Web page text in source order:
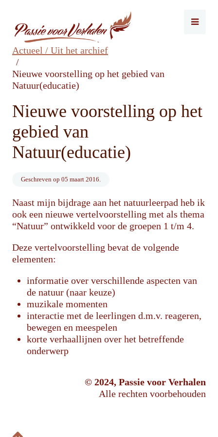
Actueel / Uit het archief
Nieuwe voorstelling op het gebied van
Natuur(educatie)
Nieuwe voorstelling op het
gebied van
Natuur(educatie)
Geschreven op 05 maart 2016.
Naast mijn bijdrage aan het natuurleerpad heb ik
ook een nieuwe vertelvoorstelling met als thema
“Natuur” ontwikkeld voor de groepen 1 t/m 4.
Deze vertelvoorstelling bevat de volgende
elementen:
informatie over verschillende aspecten van
de natuur (naar keuze)
muzikale momenten
interactie met de leerlingen d.m.v. reageren,
bewegen en meespelen
korte verhaallijnen over het betreffende
onderwerp
© 2024, Passie voor Verhalen
Alle rechten voorbehouden